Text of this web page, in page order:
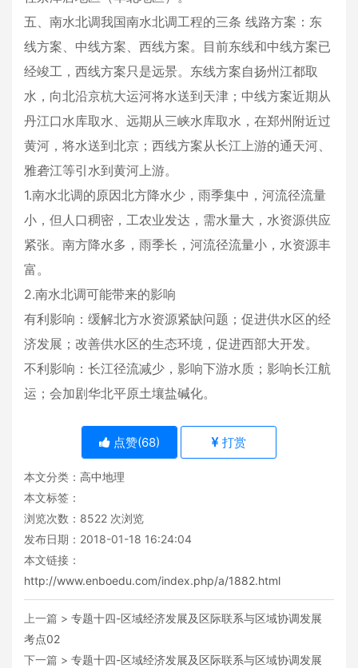
五、南水北调我国南水北调工程的三条 线路方案：东
线方案、中线方案、西线方案。目前东线和中线方案已
经竣工，西线方案只是远景。东线方案自扬州江都取
水，向北沿京杭大运河将水送到天津；中线方案近期从
丹江口水库取水、远期从三峡水库取水，在郑州附近过
黄河，将水送到北京；西线方案从长江上游的通天河、
雅砻江等引水到黄河上游。
1.南水北调的原因北方降水少，雨季集中，河流径流量
小，但人口稠密，工农业发达，需水量大，水资源供应
紧张。南方降水多，雨季长，河流径流量小，水资源丰
富。
2.南水北调可能带来的影响
有利影响：缓解北方水资源紧缺问题；促进供水区的经
济发展；改善供水区的生态环境，促进西部大开发。
不利影响：长江径流减少，影响下游水质；影响长江航
运；会加剧华北平原土壤盐碱化。
点赞(68) 打赏
本文分类： 高中地理
本文标签：
浏览次数： 8522 次浏览
发布日期：2018-01-18 16:24:04
本文链接：
http://www.enboedu.com/index.php/a/1882.html
上一篇 > 专题十四-区域经济发展及区际联系与区域协调发展
考点02
下一篇 > 专题十四-区域经济发展及区际联系与区域协调发展